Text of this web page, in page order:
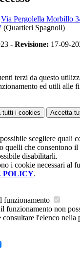
Via Pergolella Morbillo
(Quartieri Spagnoli)
- Revisione: 17-09-
terzi da questo
ed utili alle
tutti i cookies Accetta
scegliere quali
quelli che consentono
disabilitarli.
i cookie necessari al
POLICY.
funzionamento
funzionamento non
l'elenco nella